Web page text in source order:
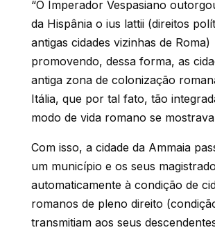
“O Imperador Vespasiano
da Hispânia o ius lattii (direitos
antigas cidades vizinhas de Roma)
promovendo, dessa forma, as
antiga zona de colonização
Itália, que por tal fato, tão
modo de vida romano se
Com isso, a cidade da Ammaia
um município e os seus
automaticamente à condição de
romanos de pleno direito
transmitiam aos seus